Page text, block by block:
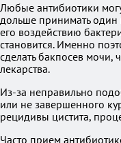
Любые антибиотики
дольше принимать один
его воздействию
становится. Именно
сделать бакпосев
лекарства.
Из-за неправильно
или не завершенного
рецидивы цистита,
Часто прием